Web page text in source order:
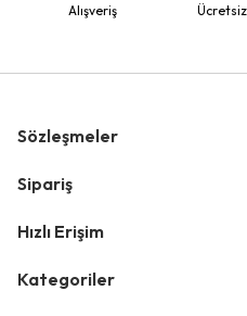
Alışveriş
Sözleşmeler
Sipariş
Hızlı Erişim
Kategoriler